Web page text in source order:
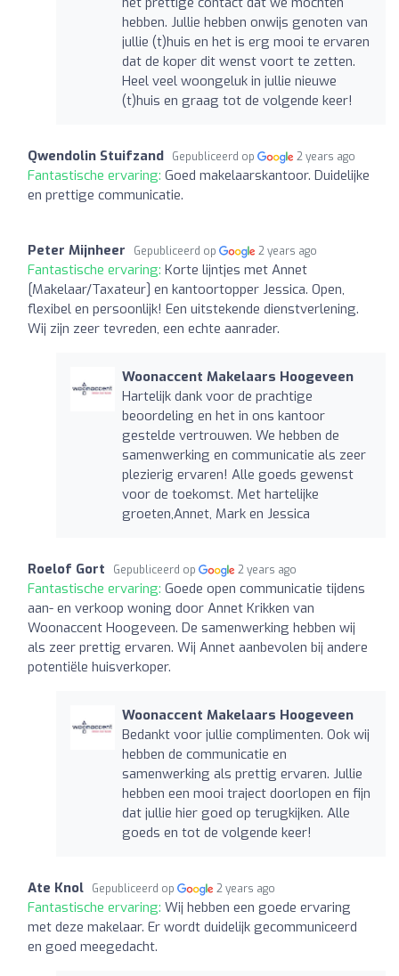
hebben. Jullie hebben onwijs genoten van
jullie (t)huis en het is erg mooi te ervaren
dat de koper dit wenst voort te zetten.
Heel veel woongeluk in jullie nieuwe
(t)huis en graag tot de volgende keer!
Qwendolin Stuifzand Gepubliceerd op 2 years ago
Fantastische ervaring: Goed makelaarskantoor. Duidelijke
en prettige communicatie.
Peter Mijnheer Gepubliceerd op 2 years ago
Fantastische ervaring: Korte lijntjes met Annet
[Makelaar/Taxateur] en kantoortopper Jessica. Open,
flexibel en persoonlijk! Een uitstekende dienstverlening.
Wij zijn zeer tevreden, een echte aanrader.
Woonaccent Makelaars Hoogeveen
Hartelijk dank voor de prachtige
beoordeling en het in ons kantoor
gestelde vertrouwen. We hebben de
samenwerking en communicatie als zeer
plezierig ervaren! Alle goeds gewenst
voor de toekomst. Met hartelijke
groeten,Annet, Mark en Jessica
Roelof Gort Gepubliceerd op 2 years ago
Fantastische ervaring: Goede open communicatie tijdens
aan- en verkoop woning door Annet Krikken van
Woonaccent Hoogeveen. De samenwerking hebben wij
als zeer prettig ervaren. Wij Annet aanbevolen bij andere
potentiële huisverkoper.
Woonaccent Makelaars Hoogeveen
Bedankt voor jullie complimenten. Ook wij
hebben de communicatie en
samenwerking als prettig ervaren. Jullie
hebben een mooi traject doorlopen en fijn
dat jullie hier goed op terugkijken. Alle
goeds en tot de volgende keer!
Ate Knol Gepubliceerd op 2 years ago
Fantastische ervaring: Wij hebben een goede ervaring
met deze makelaar. Er wordt duidelijk gecommuniceerd
en goed meegedacht.